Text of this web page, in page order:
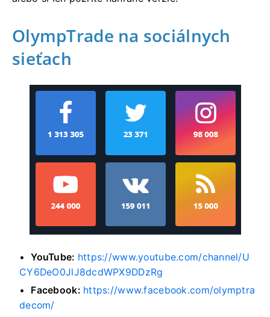
OlympTrade na sociálnych
sieťach
YouTube: https://www.youtube.com/channel/U
CY6DeO0JlJ8dcdWPX9DDzRg
Facebook: https://www.facebook.com/olymptra
decom/